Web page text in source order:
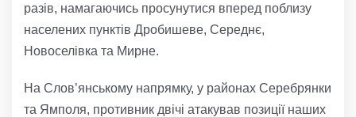
разів, намагаючись просунутися вперед поблизу
населених пунктів Дробишеве, Середнє,
Новоселівка та Мирне.
На Слов’янському напрямку, у районах Серебрянки
та Ямполя, противник двічі атакував позиції наших